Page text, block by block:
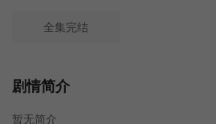
全集完结
剧情简介
暂无简介